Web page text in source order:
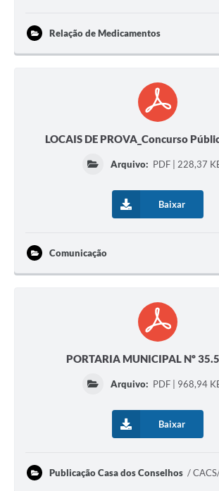
Relação de Medicamentos
LOCAIS DE PROVA_Concurso
Arquivo: PDF | 228,37
Baixar
Comunicação
PORTARIA MUNICIPAL Nº
Arquivo: PDF | 968,94
Baixar
Publicação Casa dos Conselhos